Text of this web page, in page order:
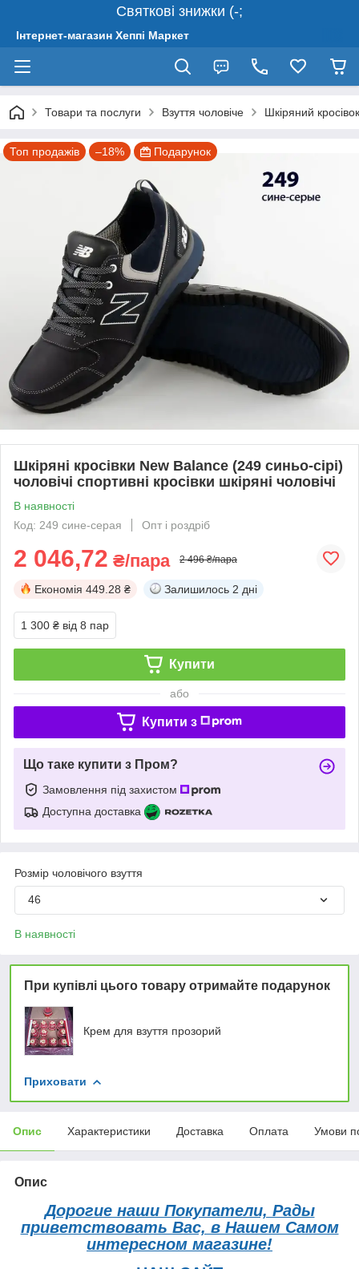
Святкові знижки (-;
Інтернет-магазин Хеппі Маркет
Товари та послуги Взуття чоловіче Шкіряний
Топ продажів –18% Подарунок
Шкіряні кросівки New Balance (249 синьо-сірі)
чоловічі спортивні кросівки шкіряні чоловічі
В наявності
Код: 249 сине-серая
Опт і роздріб
2 046,72 ₴/пара 2 496 ₴/пара
Економія 449.28 ₴ Залишилось 2 дні
1 300 ₴ від 8 пар
Купити
або
Купити з
Що таке купити з Пром?
Замовлення під захистом
Доступна доставка
Розмір чоловічого взуття
46
В наявності
При купівлі цього товару отримайте подарунок
Крем для взуття прозорий
Приховати
Опис Характеристики Доставка Оплата Умови
Опис
Дорогие наши Покупатели, Рады
приветствовать Вас, в Нашем Самом
интересном магазине!